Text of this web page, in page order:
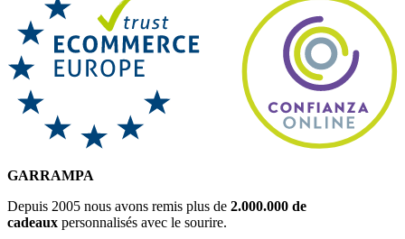
GARRAMPA
Depuis 2005 nous avons remis plus de 2.000.000 de
cadeaux personnalisés avec le sourire.